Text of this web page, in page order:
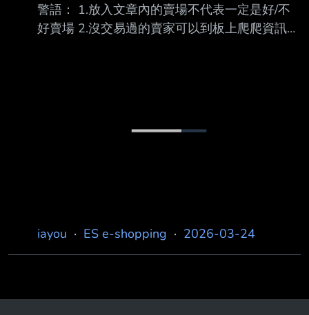
警語： 1.放入文章內的賣場不代表一定是好/不
好賣場 2.沒交易過的賣家可以到板上爬爬資訊或
iayou · ES e-shopping · 2026-03-24